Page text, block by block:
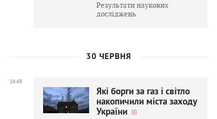
Результати наукових
досліджень
30 ЧЕРВНЯ
16:48
Які борги за газ і світло
накопичили міста заходу
України